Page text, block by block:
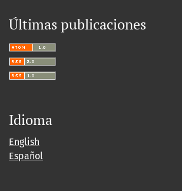
Últimas publicaciones
Idioma
English
Español